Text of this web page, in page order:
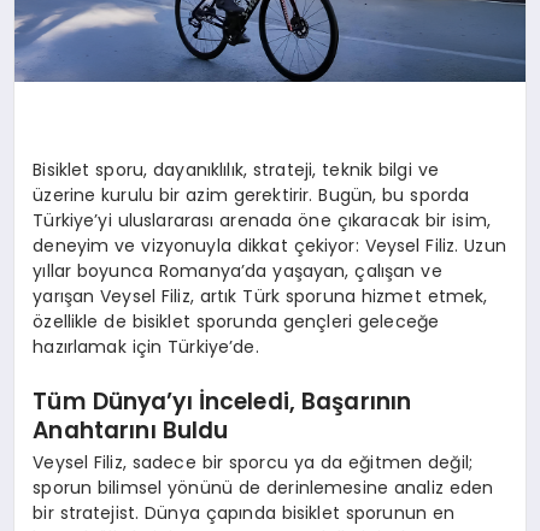
Bisiklet sporu, dayanıklılık, strateji, teknik bilgi ve
üzerine kurulu bir azim gerektirir. Bugün, bu sporda
Türkiye’yi uluslararası arenada öne çıkaracak bir isim,
deneyim ve vizyonuyla dikkat çekiyor: Veysel Filiz. Uzun
yıllar boyunca Romanya’da yaşayan, çalışan ve
yarışanVeysel Filiz, artık Türk sporuna hizmet etmek,
özellikle de bisiklet sporunda gençleri geleceğe
hazırlamak için Türkiye’de.
Tüm Dünya’yı İnceledi, Başarının
Anahtarını Buldu
Veysel Filiz, sadece bir sporcu ya da eğitmen değil;
sporun bilimsel yönünü de derinlemesine analiz eden
bir stratejist. Dünya çapında bisiklet sporunun en